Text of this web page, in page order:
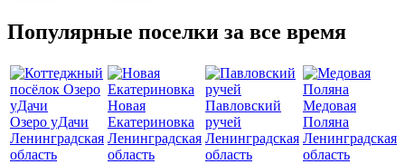
Популярные поселки за все время
Озеро уДачи
Ленинградская
область
Новая
Екатериновка
Ленинградская
область
Павловский
ручей
Ленинградская
область
Медовая
Поляна
Ленинградская
область